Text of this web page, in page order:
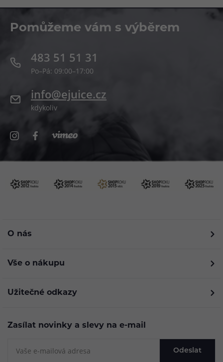
Pomůžeme vám s výběrem
483 51 51 31
Po–Pá: 09:00–17:00
info@ejuice.cz
kdykoliv
O nás
Vše o nákupu
Užitečné odkazy
Zasílat novinky a slevy na e-mail
Odeslat